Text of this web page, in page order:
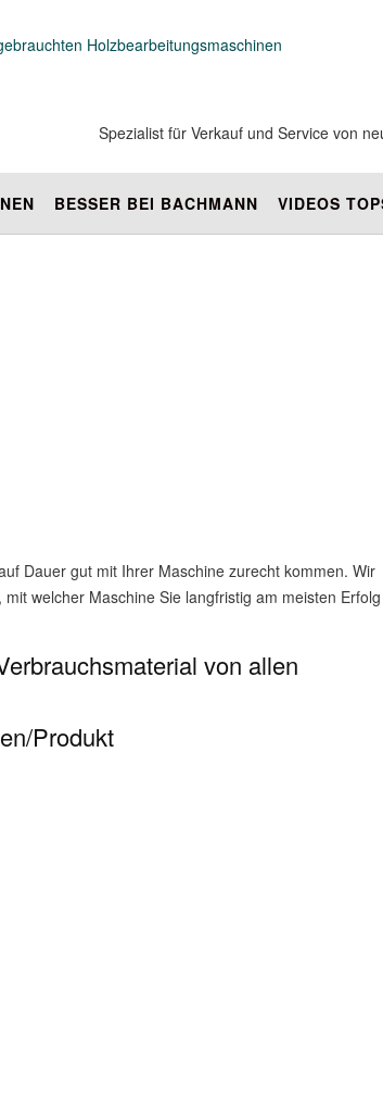
Spezialist für Verkauf und Service von
BESSER BEI BACHMANN VIDEOS
Dauer gut mit Ihrer Maschine zurecht kommen. Wir
welcher Maschine Sie langfristig am meisten Erfolg
von allen
Produkt